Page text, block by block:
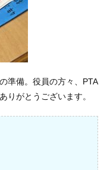
準備。役員の方々、PTA
りがとうございます。